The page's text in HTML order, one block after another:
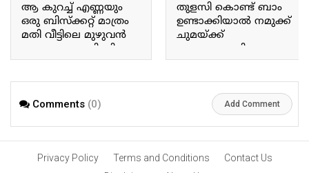
ആ കുറച്ച് എണ്ണയും
ഒരു ബിസ്ക്കറ്റ് മാത്രം
മതി വീട്ടിലെ മുഴുവൻ
പാറ്റയും പോയി കിട്ടും.
Just a little bit of that oil
cockroaches in the house.
തുളസി കൊണ്ട് ബാം
ഉണ്ടാക്കിയാൽ നമുക്ക്
ചുമയ്ക്ക്
ജലദോഷത്തിനും
ഇതൊരു പരിഹാരം
balm using Tulsi provides
a remedy for coughs and
Comments (0) Add Comment
Privacy Policy Terms and Conditions
Contact Us